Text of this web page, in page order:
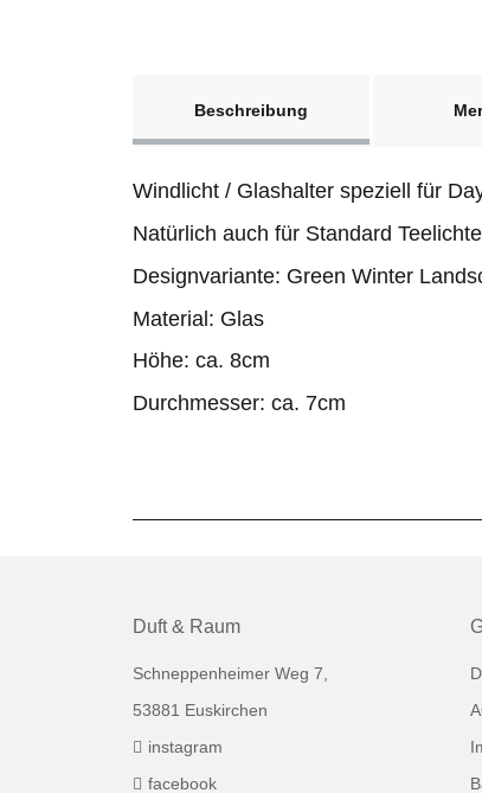
Beschreibung
Windlicht / Glashalter speziell für
Natürlich auch für Standard
Designvariante: Green Winter
Material: Glas
Höhe: ca. 8cm
Durchmesser: ca. 7cm
Duft & Raum
Schneppenheimer Weg 7,
53881 Euskirchen
instagram
facebook